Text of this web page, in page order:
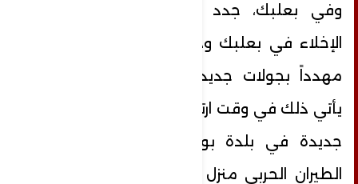
وفي بعلبك، جدد العدو إصدار انذارات
الإخلاء في بعلبك ودورس وعين بورضاي،
مهدداً بجولات جديدة من الاستهدافات.
يأتي ذلك في وقت ارتكب فيه العدو مجزرة
جديدة في بلدة بوداي، حيث استهدف
الطيران الحربي منزل المواطن أحمد ناصر